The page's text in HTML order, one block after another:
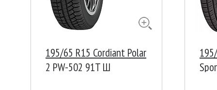
195/65 R15 Cordiant Polar
2 PW-502 91T Ш